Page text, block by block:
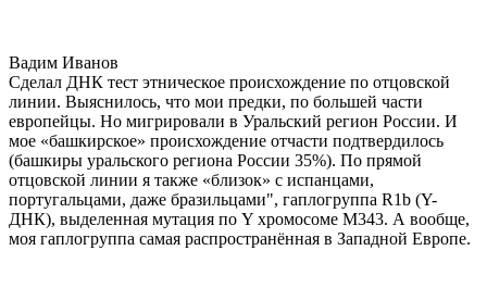
Вадим Иванов
Сделал ДНК тест этническое происхождение по отцовской
линии. Выяснилось, что мои предки, по большей части
европейцы. Но мигрировали в Уральский регион России. И
мое «башкирское» происхождение отчасти подтвердилось
(башкиры уральского региона России 35%). По прямой
отцовской линии я также «близок» с испанцами,
португальцами, даже бразильцами", гаплогруппа R1b (Y-
ДНК), выделенная мутация по Y хромосоме М343. А вообще,
моя гаплогруппа самая распространённая в Западной Европе.